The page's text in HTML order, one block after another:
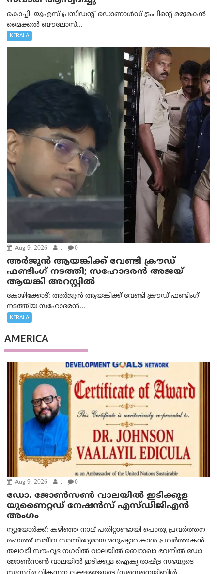
കൊച്ചി: യുഎസ് പ്രസിഡന്റ് ഡൊണാൾഡ് ട്രംപിന്റെ മരുമകൻ
മൈക്കൽ ബൗലോസ്...
KERALA
Aug 9, 2026 . 0
അർജുൻ ആയങ്കിക്ക് വേണ്ടി ക്രൗഡ്
ഫണ്ടിംഗ് നടത്തി; സഹോദരന്‍ അജയ്
ആയങ്കി അറസ്റ്റിൽ
കോഴിക്കോട്: അർജുൻ ആയങ്കിക്ക് വേണ്ടി ക്രൗഡ് ഫണ്ടിംഗ്
നടത്തിയ സഹോദരന്‍...
KERALA
AMERICA
Aug 9, 2026 . 0
ഡോ. ജോൺസൺ വാലയിൽ ഇടിക്കുള
യുണൈറ്റഡ് നേഷൻസ് എസ്ഡിജിഎൻ
അംഗം
ന്യൂയോര്‍ക്ക്: കഴിഞ്ഞ നാല് പതിറ്റാണ്ടായി പൊതു പ്രവർത്തന
രംഗത്ത് സജീവ സാന്നിദ്ധ്യമായ മനുഷ്യാവകാശ പ്രവർത്തകൻ
തലവടി സൗഹൃദ നഗറിൽ വാലയിൽ ബെറാഖാ ഭവനിൽ ഡോ
ജോൺസൺ വാലയിൽ ഇടിക്കുള ഐക്യ രാഷ്ട്ര സഭയുടെ